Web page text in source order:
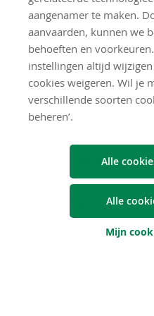
aangenamer te maken.
aanvaarden, kunnen we
behoeften en
instellingen altijd
cookies weigeren. Wil je
verschillende soorten
beheren’.
Alle
Alle
Mijn
je identiteitskaart
kleefzegels van het
je bloedgroepkaart (als je
verslagen van eerdere
de gegevens van je
een overzicht van de
dieetvoorschriften
Ver­wit­tig zo
fonds en